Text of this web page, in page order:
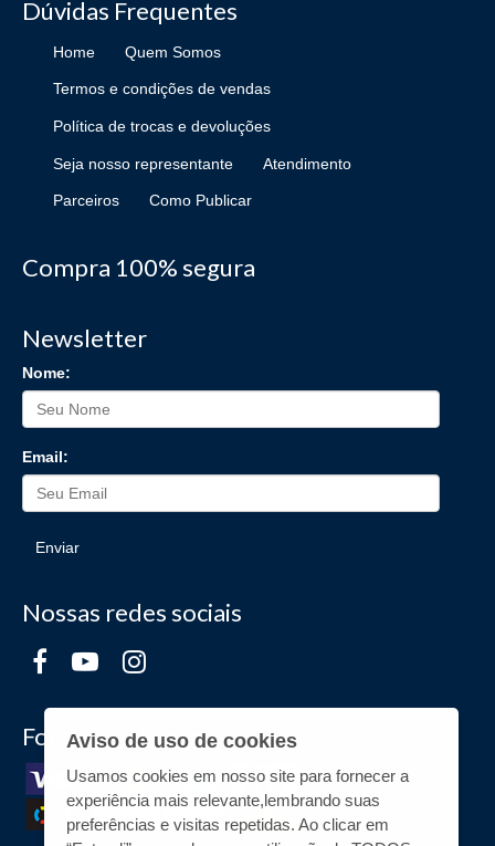
Dúvidas Frequentes
Home Quem Somos
Termos e condições de vendas
Política de trocas e devoluções
Seja nosso representante Atendimento
Parceiros Como Publicar
Compra 100% segura
Newsletter
Nome:
Email:
Enviar
Nossas redes sociais
Formas de Pagamento
Aviso de uso de cookies
Usamos cookies em nosso site para fornecer a
experiência mais relevante,lembrando suas
preferências e visitas repetidas. Ao clicar em